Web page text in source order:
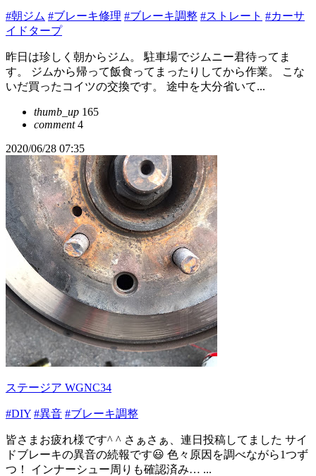
#朝ジム #ブレーキ修理 #ブレーキ調整 #ストレート #カーサ
イドタープ
昨日は珍しく朝からジム。 駐車場でジムニー君待ってま
す。 ジムから帰って飯食ってまったりしてから作業。 こな
いだ買ったコイツの交換です。 途中を大分省いて...
thumb_up 165
comment4
2020/06/28 07:35
ステージア WGNC34
#DIY #異音 #ブレーキ調整
皆さまお疲れ様です^ ^ さぁさぁ、連日投稿してました サイ
ドブレーキの異音の続報です😃 色々原因を調べながら1つず
つ！ インナーシュー周りも確認済み… ...